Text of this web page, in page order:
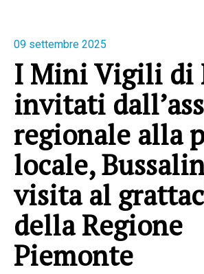
09 settembre 2025
I Mini Vigili di
invitati
regionale alla
locale,
visita al
della Regione
Piemonte